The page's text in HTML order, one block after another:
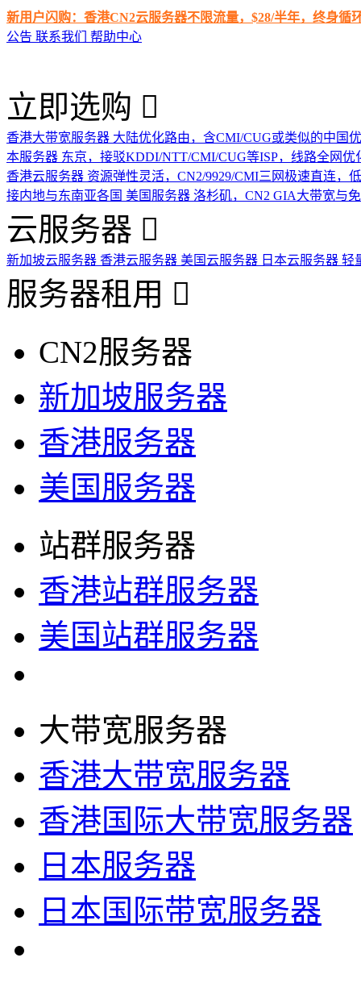
新用户闪购：香港CN2云服务器不限流量，$28/半年，终身循
公告 联系我们 帮助中心
立即选购
香港大带宽服务器 大陆优化路由，含CMI/CUG或类似的中国
本服务器 东京，接驳KDDI/NTT/CMI/CUG等ISP，线路全网优
香港云服务器 资源弹性灵活，CN2/9929/CMI三网极速直连，
接内地与东南亚各国 美国服务器 洛杉矶，CN2 GIA大带宽与
云服务器
新加坡云服务器 香港云服务器 美国云服务器 日本云服务器 轻
服务器租用
CN2服务器
新加坡服务器
香港服务器
美国服务器
站群服务器
香港站群服务器
美国站群服务器
大带宽服务器
香港大带宽服务器
香港国际大带宽服务器
日本服务器
日本国际带宽服务器